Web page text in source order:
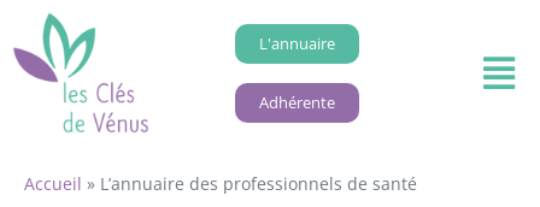
L'annuaire
Adhérente
Accueil » L’annuaire des professionnels de santé